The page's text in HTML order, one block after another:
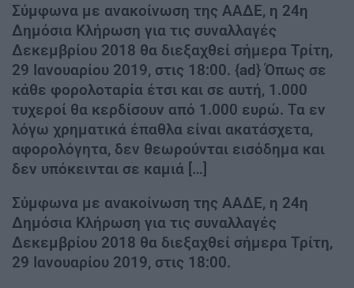
Σύμφωνα με ανακοίνωση της ΑΑΔΕ, η 24η
Δημόσια Κλήρωση για τις συναλλαγές
Δεκεμβρίου 2018 θα διεξαχθεί σήμερα Τρίτη,
29 Ιανουαρίου 2019, στις 18:00. {ad} Όπως σε
κάθε φορολοταρία έτσι και σε αυτή, 1.000
τυχεροί θα κερδίσουν από 1.000 ευρώ. Τα εν
λόγω χρηματικά έπαθλα είναι ακατάσχετα,
αφορολόγητα, δεν θεωρούνται εισόδημα και
δεν υπόκεινται σε καμιά […]
Σύμφωνα με ανακοίνωση της ΑΑΔΕ, η 24η
Δημόσια Κλήρωση για τις συναλλαγές
Δεκεμβρίου 2018 θα διεξαχθεί σήμερα Τρίτη,
29 Ιανουαρίου 2019, στις 18:00.